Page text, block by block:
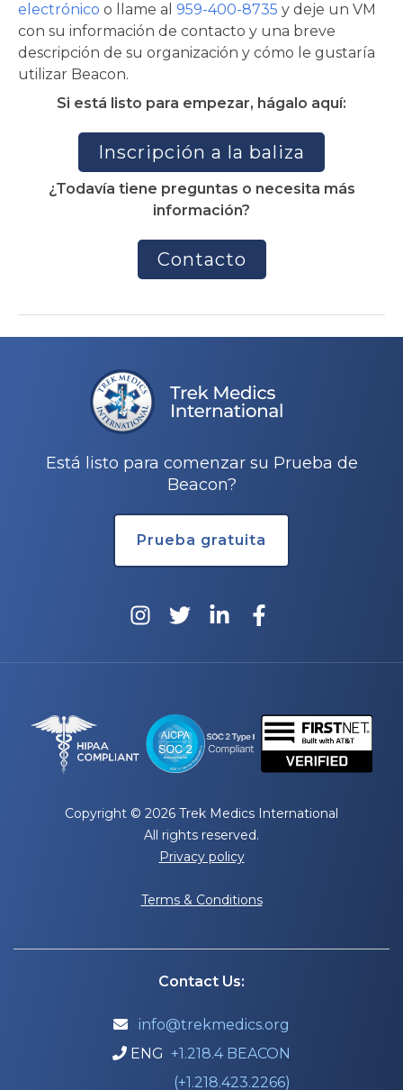
electrónico o llame al 959-400-8735 y deje un VM
con su información de contacto y una breve
descripción de su organización y cómo le gustaría
utilizar Beacon.
Si está listo para empezar, hágalo aquí:
Inscripción a la baliza
¿Todavía tiene preguntas o necesita más
información?
Contacto
Está listo para comenzar su Prueba de
Beacon?
Prueba gratuita
Copyright © 2026 Trek Medics International
All rights reserved.
Privacy policy
Terms & Conditions
Contact Us:
 info@trekmedics.org
 ENG +1.218.4 BEACON
(+1.218.423.2266)